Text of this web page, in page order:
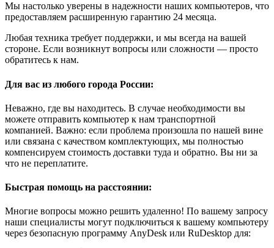
Мы настолько уверены в надежности наших компьютеров, что
предоставляем расширенную гарантию 24 месяца.
Любая техника требует поддержки, и мы всегда на вашей
стороне. Если возникнут вопросы или сложности — просто
обратитесь к нам.
Для вас из любого города России:
Неважно, где вы находитесь. В случае необходимости вы
можете отправить компьютер к нам транспортной
компанией. Важно: если проблема произошла по нашей вине
или связана с качеством комплектующих, мы полностью
компенсируем стоимость доставки туда и обратно. Вы ни за
что не переплатите.
Быстрая помощь на расстоянии:
Многие вопросы можно решить удаленно! По вашему запросу
наши специалисты могут подключиться к вашему компьютеру
через безопасную программу AnyDesk или RuDesktop для: